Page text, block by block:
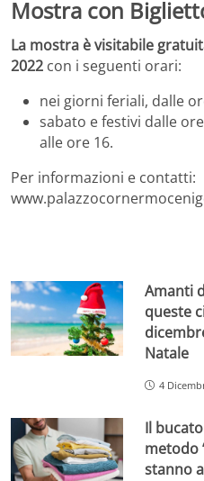
Mostra con
La mostra è visitabile
2022 con i seguenti orari:
nei giorni feriali, dalle
sabato e festivi dalle
alle ore 16.
Per informazioni e contatti:
Amanti
queste
Natale
4
Il
metodo
stanno